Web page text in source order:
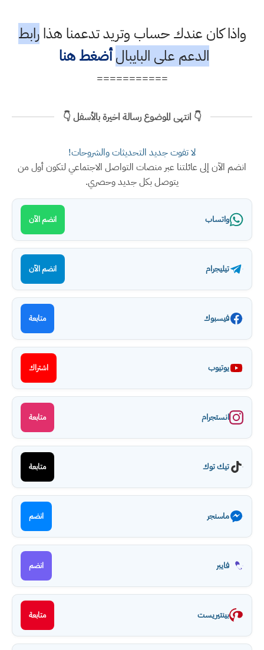
واذا كان عندك حساب وتريد تدعمنا هذارابط
الدعم على البايبال أضغط هنا
===========
👇 انتهى الموضوع رسالة اخيرة بالأسفل 👇
لا تفوت جديد التحديثات والشروحات!
انضم الآن إلى عائلتنا عبر منصات التواصل الاجتماعي لتكون أول من
يتوصل بكل جديد وحصري.
واتساب انضم الآن
تيليجرام انضم الآن
فيسبوك متابعة
يوتيوب اشتراك
انستجرام متابعة
تيك توك متابعة
ماسنجر انضم
فايبر انضم
بينتيريست متابعة